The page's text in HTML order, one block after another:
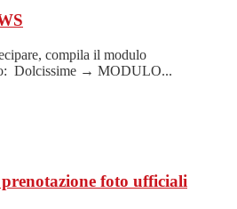
compila il modulo
Dolcissime → MODULO...
foto ufficiali